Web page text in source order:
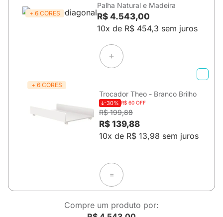
+ 6 CORES
Palha Natural e Madeira
R$ 4.543,00
10x de R$ 454,3 sem juros
+ 6 CORES
Trocador Theo - Branco Brilho
-30% R$ 60 OFF
R$ 199,88
R$ 139,88
10x de R$ 13,98 sem juros
=
Compre um produto por: